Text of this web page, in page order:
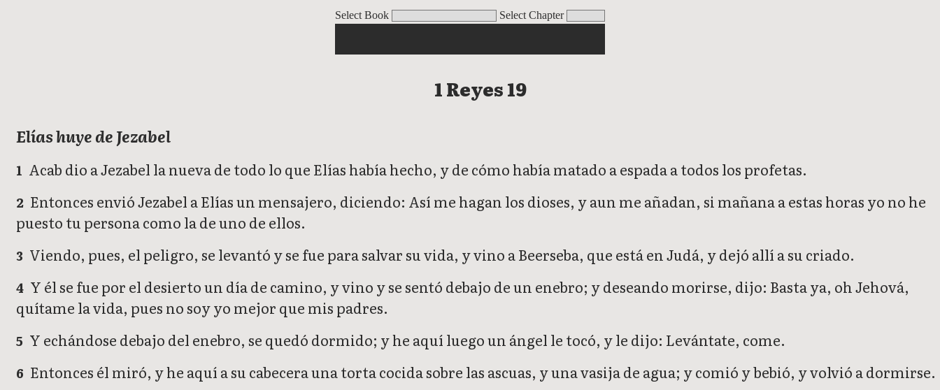
Select Book Select Chapter
1 Reyes 19
Elías huye de Jezabel
1 Acab dio a Jezabel la nueva de todo lo que Elías había hecho, y de cómo había matado a espada a todos los profetas.
2 Entonces envió Jezabel a Elías un mensajero, diciendo: Así me hagan los dioses, y aun me añadan, si mañana a estas horas yo no he
puesto tu persona como la de uno de ellos.
3 Viendo, pues, el peligro, se levantó y se fue para salvar su vida, y vino a Beerseba, que está en Judá, y dejó allí a su criado.
4 Y él se fue por el desierto un día de camino, y vino y se sentó debajo de un enebro; y deseando morirse, dijo: Basta ya, oh Jehová,
quítame la vida, pues no soy yo mejor que mis padres.
5 Y echándose debajo del enebro, se quedó dormido; y he aquí luego un ángel le tocó, y le dijo: Levántate, come.
6 Entonces él miró, y he aquí a su cabecera una torta cocida sobre las ascuas, y una vasija de agua; y comió y bebió, y volvió a dormirse.